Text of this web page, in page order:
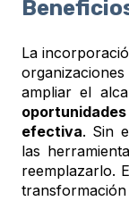
La
ampliar el
oportunidades
efectiva. Sin
las
reemplazarlo.
transformación